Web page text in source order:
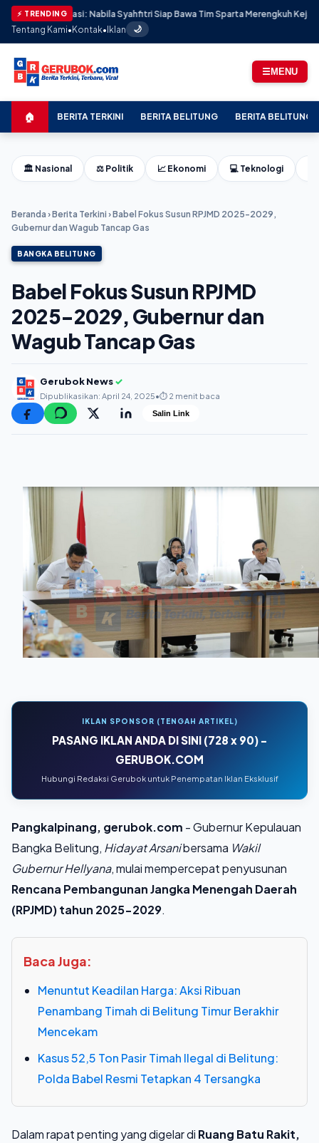
⚡ TRENDING
Nabila Syahfitri Siap Bawa Tim Sparta Merengkuh Kejayaan di AAF
Tentang Kami•Kontak•Iklan 🌙
☰MENU
🏠 BERITA TERKINI BERITA BELITUNG BERITA BELITUNG
🏛️ Nasional ⚖️ Politik 📈 Ekonomi 💻 Teknologi
Beranda ›Berita Terkini ›Babel Fokus Susun RPJMD 2025-2029,
Gubernur dan Wagub Tancap Gas
BANGKA BELITUNG
Babel Fokus Susun RPJMD
2025-2029, Gubernur dan
Wagub Tancap Gas
Gerubok News✓
Dipublikasikan: April 24, 2025•⏱️ 2 menit baca
Salin Link
IKLAN SPONSOR (TENGAH ARTIKEL)
PASANG IKLAN ANDA DI SINI (728 x 90) -
GERUBOK.COM
Hubungi Redaksi Gerubok untuk Penempatan Iklan Eksklusif
Pangkalpinang, gerubok.com - Gubernur Kepulauan
Bangka Belitung, Hidayat Arsanibersama Wakil
Gubernur Hellyana, mulai mempercepat penyusunan
Rencana Pembangunan Jangka Menengah Daerah
(RPJMD) tahun 2025-2029.
Baca Juga:
Menuntut Keadilan Harga: Aksi Ribuan
Penambang Timah di Belitung Timur Berakhir
Mencekam
Kasus 52,5 Ton Pasir Timah Ilegal di Belitung:
Polda Babel Resmi Tetapkan 4 Tersangka
Dalam rapat penting yang digelar di Ruang Batu Rakit,